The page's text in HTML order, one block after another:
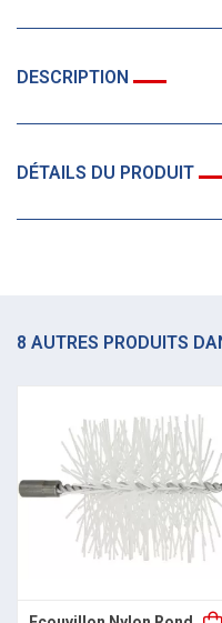
DESCRIPTION
DÉTAILS DU PRODUIT
8 AUTRES PRODUITS